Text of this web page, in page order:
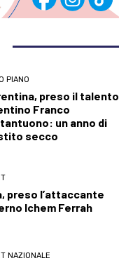
PIANO
preso il talento
Franco
un anno di
secco
preso l’attaccante
Ichem Ferrah
NAZIONALE